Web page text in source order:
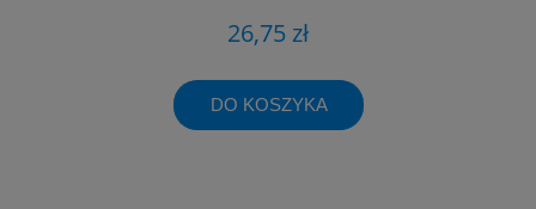
26,75 zł
DO KOSZYKA